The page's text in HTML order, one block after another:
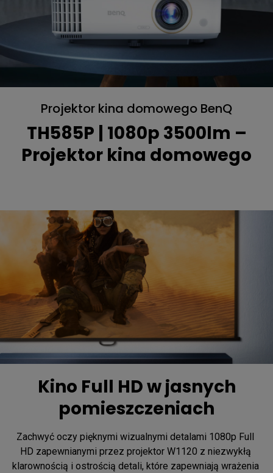
Projektor kina domowego BenQ
TH585P | 1080p 3500lm –
Projektor kina domowego
Kino Full HD w jasnych
pomieszczeniach
Zachwyć oczy pięknymi wizualnymi detalami 1080p Full
HD zapewnianymi przez projektor W1120 z niezwykłą
klarownością i ostrością detali, które zapewniają wrażenia